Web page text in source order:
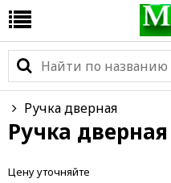
Ручка дверная
Ручка дверная
Цену уточняйте